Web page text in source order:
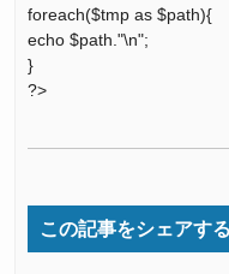
foreach($tmp as $path){
echo $path."\n";
}
?>
この記事をシェアする